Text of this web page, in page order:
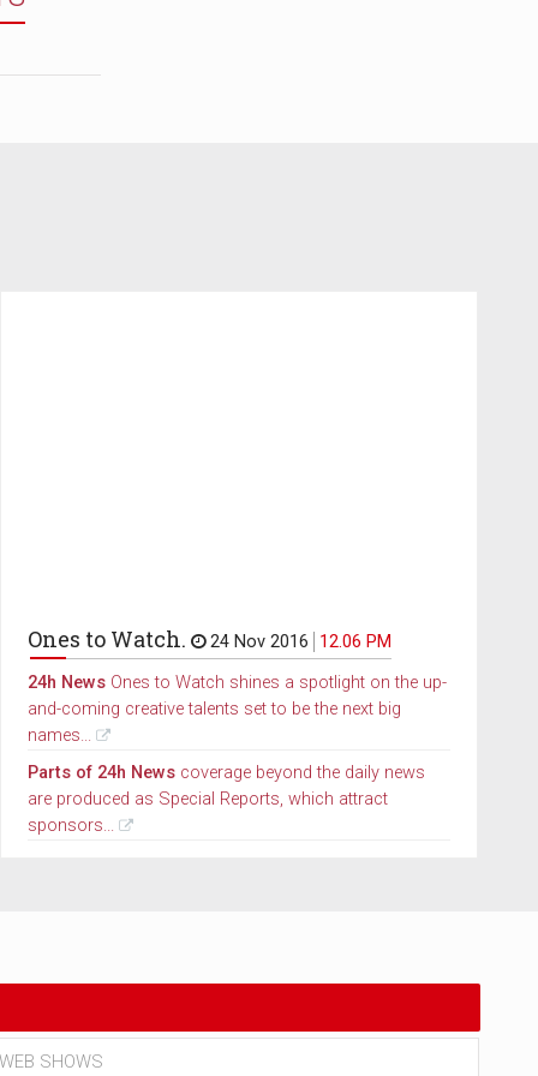
Ones to Watch. 24 Nov 2016
12.06 PM
24h NewsOnes to Watch shines a spotlight on the up-
and-coming creative talents set to be the next big
names...
Parts of 24h Newscoverage beyond the daily news
are produced as Special Reports, which attract
sponsors...
WEB SHOWS